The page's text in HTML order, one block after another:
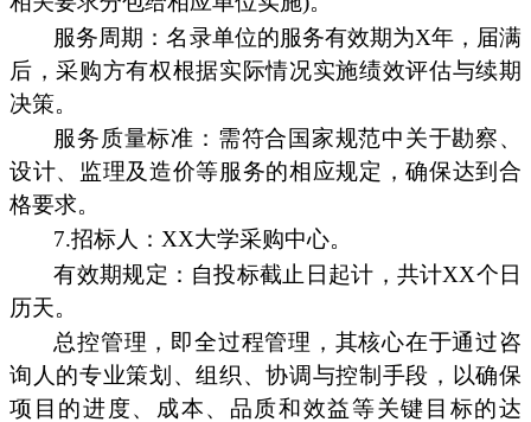
服务周期：名录单位的服务有效期为X年，届满
后，采购方有权根据实际情况实施绩效评估与续期
决策。
服务质量标准：需符合国家规范中关于勘察、
设计、监理及造价等服务的相应规定，确保达到合
格要求。
7.招标人：XX大学采购中心。
有效期规定：自投标截止日起计，共计XX个日
历天。
总控管理，即全过程管理，其核心在于通过咨
询人的专业策划、组织、协调与控制手段，以确保
项目的进度、成本、品质和效益等关键目标的达